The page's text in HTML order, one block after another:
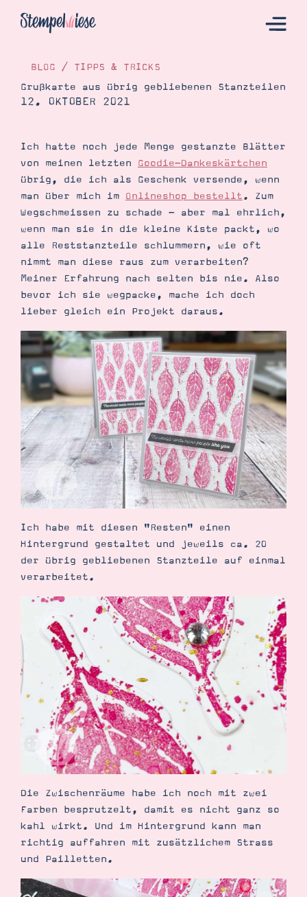
Katalog
Bestellen
Kontakt
Demonstrator werden
Blog
Gutscheine
Produkte erklärt
Über mich
Über Stampin’ Up!
Tipps & Tricks
Ordnungstipps
Suche Impressum Datenschutz
BLOG / TIPPS & TRICKS
Grußkarte aus übrig gebliebenen Stanzteilen
12. OKTOBER 2021
Ich hatte noch jede Menge gestanzte Blätter
von meinen letzten Goodie-Dankeskärtchen
übrig, die ich als Geschenk versende, wenn
man über mich im Onlineshop bestellt. Zum
Wegschmeissen zu schade - aber mal ehrlich,
wenn man sie in die kleine Kiste packt, wo
alle Reststanzteile schlummern, wie oft
nimmt man diese raus zum verarbeiten?
Meiner Erfahrung nach selten bis nie. Also
bevor ich sie wegpacke, mache ich doch
lieber gleich ein Projekt daraus.
Ich habe mit diesen "Resten" einen
Hintergrund gestaltet und jeweils ca. 20
der übrig gebliebenen Stanzteile auf einmal
verarbeitet.
Die Zwischenräume habe ich noch mit zwei
Farben besprutzelt, damit es nicht ganz so
kahl wirkt. Und im Hintergrund kann man
richtig auffahren mit zusätzlichem Strass
und Pailletten.